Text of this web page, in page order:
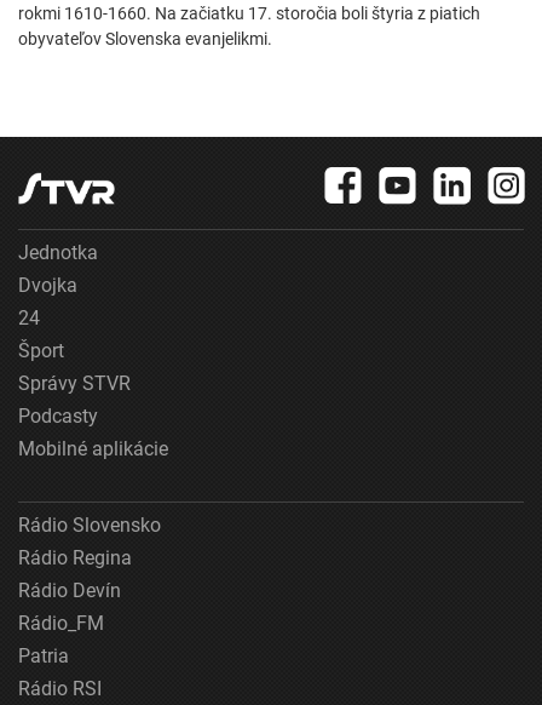
rokmi 1610-1660. Na začiatku 17. storočia boli štyria z piatich
obyvateľov Slovenska evanjelikmi.
Jednotka
Dvojka
24
Šport
Správy STVR
Podcasty
Mobilné aplikácie
Rádio Slovensko
Rádio Regina
Rádio Devín
Rádio_FM
Patria
Rádio RSI